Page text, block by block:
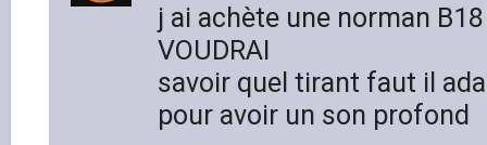
j ai achète une norman B18
VOUDRAI
savoir quel tirant faut il
pour avoir un son profond